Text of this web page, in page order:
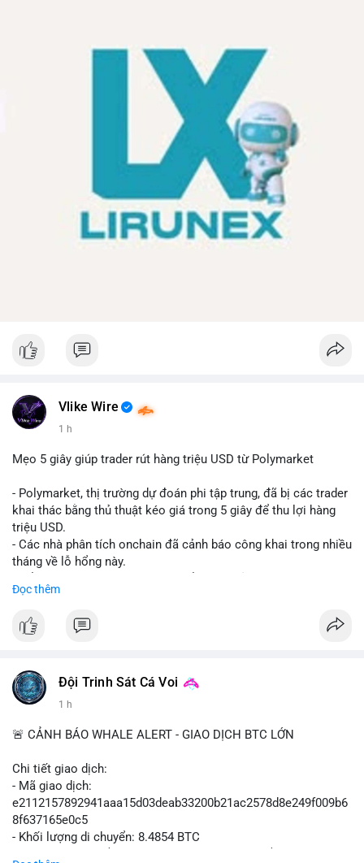
Vlike Wire
1 h
Mẹo 5 giây giúp trader rút hàng triệu USD từ Polymarket
- Polymarket, thị trường dự đoán phi tập trung, đã bị các trader
khai thác bằng thủ thuật kéo giá trong 5 giây để thu lợi hàng
triệu USD.
- Các nhà phân tích onchain đã cảnh báo công khai trong nhiều
tháng về lỗ hổng này.
bình theo thời gian (time-weighted prices), khiến việc đẩy giá
- Động thái này nhằm bảo vệ tính toàn vẹn của thị trường và
#polymarket #cryptonews #defi #marketintegrity
📰 Nguồn: CoinDesk
Đọc thêm
Đội Trinh Sát Cá Voi
1 h
🚨 CẢNH BÁO WHALE ALERT - GIAO DỊCH BTC LỚN
Chi tiết giao dịch:
- Mã giao dịch:
e2112157892941aaa15d03deab33200b21ac2578d8e249f009b6
8f637165e0c5
- Khối lượng di chuyển: 8.4854 BTC